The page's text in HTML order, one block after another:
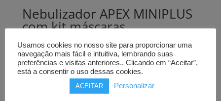
Nebulizador APEX MINIPLUS
com kit máscaras
109,00€
Comprar
Usamos cookies no nosso site para proporcionar uma
navegação mais fácil e intuitiva, lembrando suas
preferências e visitas anteriores.. Clicando em “Aceitar”,
está a consentir o uso dessas cookies.
ACEITAR Personalizar